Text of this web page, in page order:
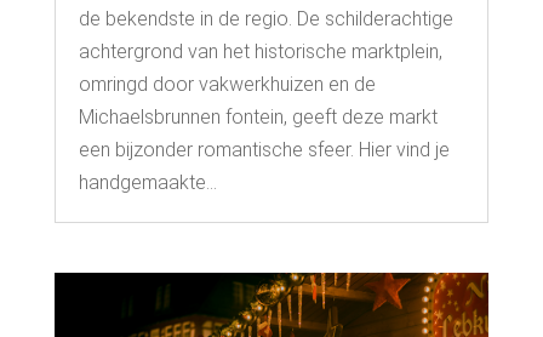
de bekendste in de regio. De schilderachtige
achtergrond van het historische marktplein,
omringd door vakwerkhuizen en de
Michaelsbrunnen fontein, geeft deze markt
een bijzonder romantische sfeer. Hier vind je
handgemaakte...